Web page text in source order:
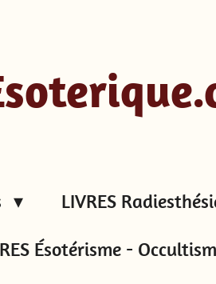
LIVRES
Ésotérisme -